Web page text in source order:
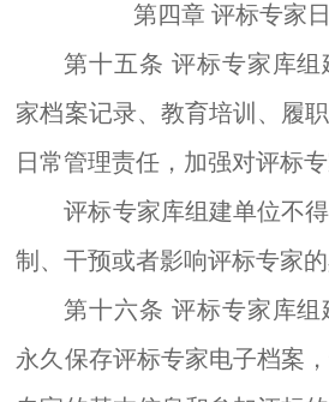
第四章 评标专家
第十五条 评标专家库
家档案记录、教育培训、履
日常管理责任，加强对评标
评标专家库组建单位不
制、干预或者影响评标专家的
第十六条 评标专家库
永久保存评标专家电子档案